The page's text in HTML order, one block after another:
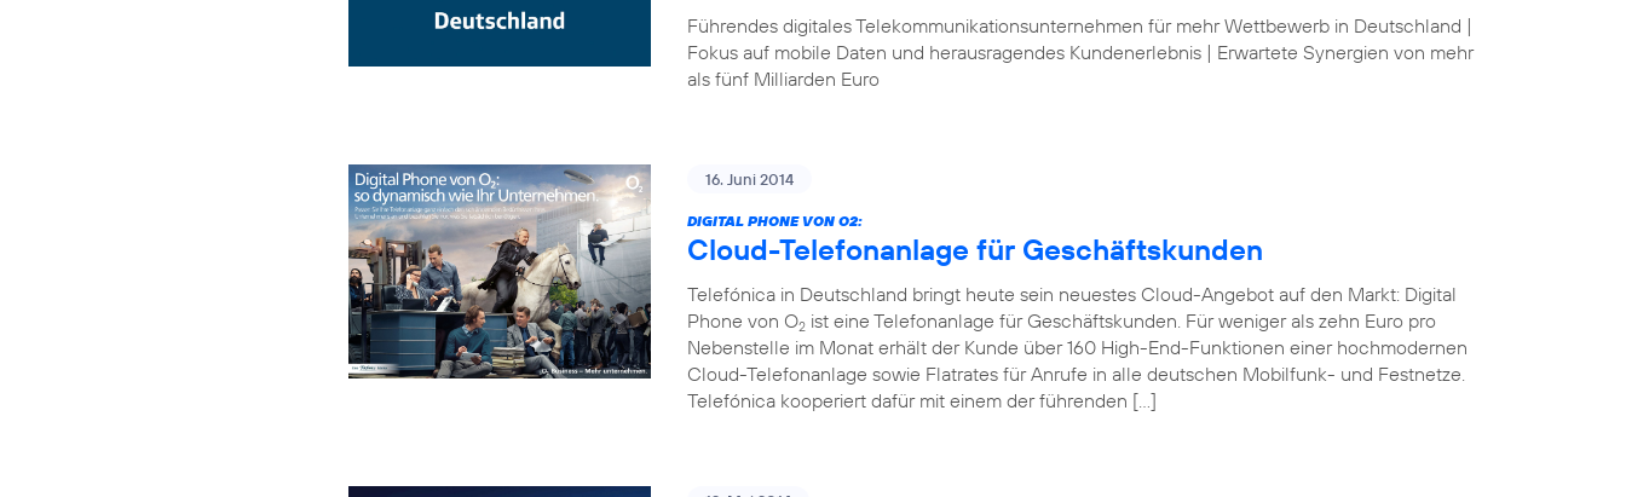
Führendes digitales Telekommunikationsunternehmen für mehr Wettbewerb in Deutschland |
Fokus auf mobile Daten und herausragendes Kundenerlebnis | Erwartete Synergien von mehr
als fünf Milliarden Euro
16. Juni 2014
DIGITAL PHONE VON O2:
Cloud-Telefonanlage für Geschäftskunden
Telefónica in Deutschland bringt heute sein neuestes Cloud-Angebot auf den Markt: Digital
Phone von O2 ist eine Telefonanlage für Geschäftskunden. Für weniger als zehn Euro pro
Nebenstelle im Monat erhält der Kunde über 160 High-End-Funktionen einer hochmodernen
Cloud-Telefonanlage sowie Flatrates für Anrufe in alle deutschen Mobilfunk- und Festnetze.
Telefónica kooperiert dafür mit einem der führenden […]